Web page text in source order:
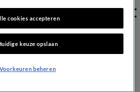
scoort en krijgt
op Go
cookies accepteren
keuze opslaan
Voorkeuren beheren